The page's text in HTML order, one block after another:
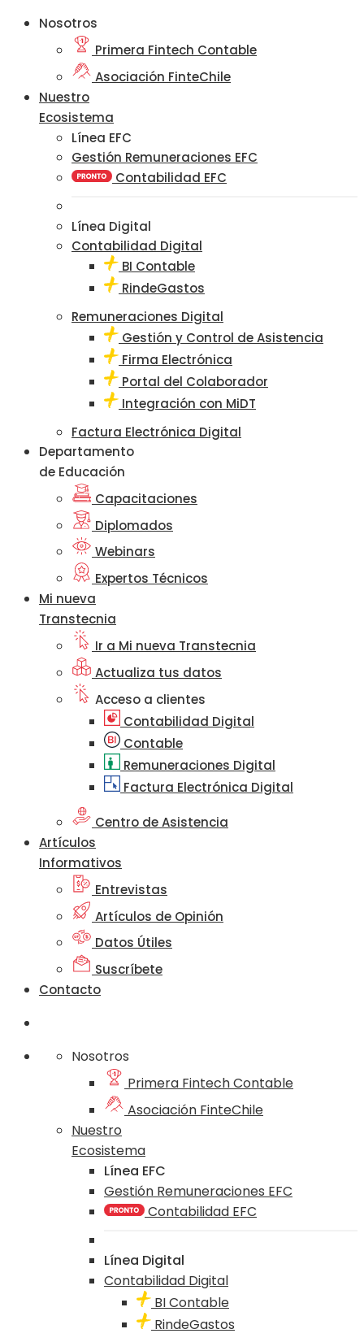
Nosotros
Primera Fintech Contable
Asociación FinteChile
Nuestro
Ecosistema
Línea EFC
Gestión Remuneraciones EFC
Contabilidad EFC
Línea Digital
Contabilidad Digital
BI Contable
RindeGastos
Remuneraciones Digital
Gestión y Control de Asistencia
Firma Electrónica
Portal del Colaborador
Integración con MiDT
Factura Electrónica Digital
Departamento
de Educación
Capacitaciones
Diplomados
Webinars
Expertos Técnicos
Mi nueva
Transtecnia
Ir a Mi nueva Transtecnia
Actualiza tus datos
Acceso a clientes
Contabilidad Digital
Contable
Remuneraciones Digital
Factura Electrónica Digital
Centro de Asistencia
Artículos
Informativos
Entrevistas
Artículos de Opinión
Datos Útiles
Suscríbete
Contacto
Nosotros
Primera Fintech Contable
Asociación FinteChile
Nuestro
Ecosistema
Línea EFC
Gestión Remuneraciones EFC
Contabilidad EFC
Línea Digital
Contabilidad Digital
BI Contable
RindeGastos